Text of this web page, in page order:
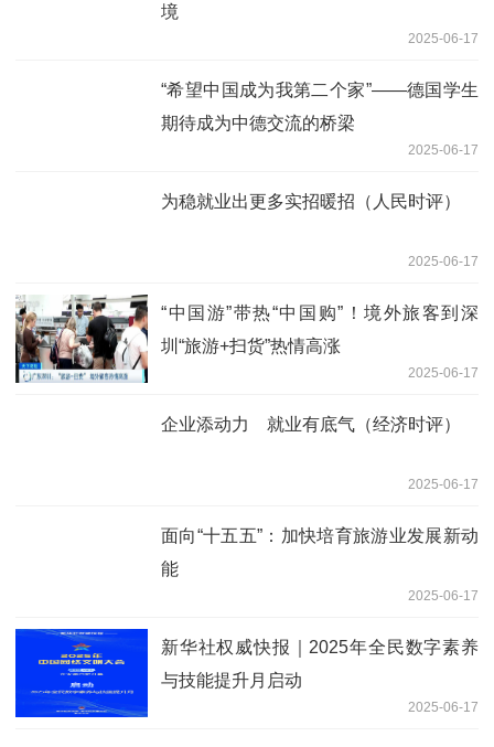
境
2025-06-17
“希望中国成为我第二个家”——德国学生
期待成为中德交流的桥梁
2025-06-17
为稳就业出更多实招暖招（人民时评）
2025-06-17
“中国游”带热“中国购”！境外旅客到深
圳“旅游+扫货”热情高涨
2025-06-17
企业添动力 就业有底气（经济时评）
2025-06-17
面向“十五五”：加快培育旅游业发展新动
能
2025-06-17
新华社权威快报｜2025年全民数字素养
与技能提升月启动
2025-06-17